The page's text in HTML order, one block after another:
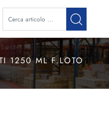
1250 ML F.LOTO